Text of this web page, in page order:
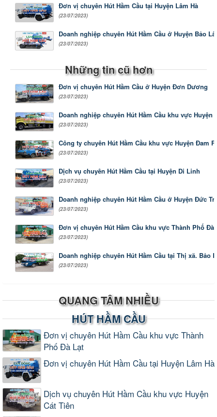
Đơn vị chuyên Hút Hầm Cầu tại Huyện Lâm Hà
(23/07/2023)
Doanh nghiệp chuyên Hút Hầm Cầu ở Huyện Bảo
(23/07/2023)
Những tin cũ hơn
Đơn vị chuyên Hút Hầm Cầu ở Huyện Đơn Dương
(23/07/2023)
Doanh nghiệp chuyên Hút Hầm Cầu khu vực Huyện
(23/07/2023)
Công ty chuyên Hút Hầm Cầu khu vực Huyện Đam
(23/07/2023)
Dịch vụ chuyên Hút Hầm Cầu tại Huyện Di Linh
(23/07/2023)
Doanh nghiệp chuyên Hút Hầm Cầu ở Huyện Đức
(23/07/2023)
Đơn vị chuyên Hút Hầm Cầu khu vực Thành Phố Đà
(23/07/2023)
Doanh nghiệp chuyên Hút Hầm Cầu tại Thị xã. Bảo
(23/07/2023)
QUANG TÂM NHIỀU
HÚT HẦM CẦU
Đơn vị chuyên Hút Hầm Cầu khu vực Thành
Phố Đà Lạt
Đơn vị chuyên Hút Hầm Cầu tại Huyện Lâm Hà
Dịch vụ chuyên Hút Hầm Cầu khu vực Huyện
Cát Tiên